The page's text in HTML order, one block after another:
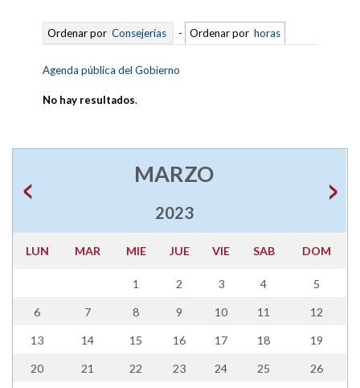
Ordenar por Consejerías - Ordenar por horas
Agenda pública del Gobierno
No hay resultados.
MARZO
2023
LUN MAR MIE JUE VIE SAB DOM
1 2 3 4 5
6 7 8 9 10 11 12
13 14 15 16 17 18 19
20 21 22 23 24 25 26